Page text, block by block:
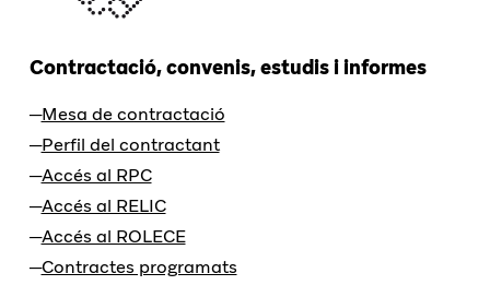
Contractació, convenis, estudis i informes
Mesa de contractació
Perfil del contractant
Accés al RPC
Accés al RELIC
Accés al ROLECE
Contractes programats